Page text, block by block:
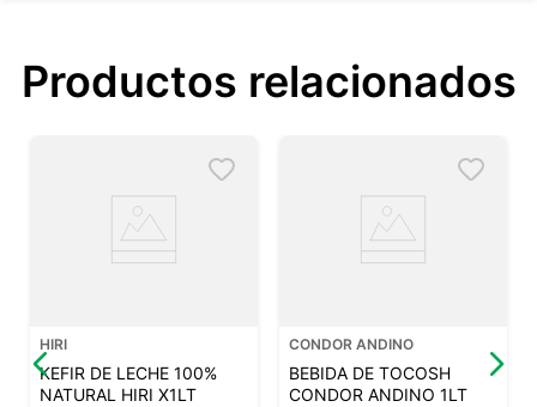
Productos relacionados
HIRI
KEFIR DE LECHE 100%
NATURAL HIRI X1LT
CONDOR ANDINO
BEBIDA DE TOCOSH
CONDOR ANDINO 1LT